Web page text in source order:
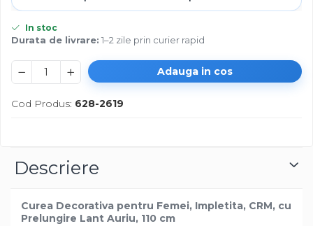
In stoc
Durata de livrare: 1–2 zile prin curier rapid
Adauga in cos
Cod Produs: 628-2619
Descriere
Curea Decorativa pentru Femei, Impletita, CRM, cu
Prelungire Lant Auriu, 110 cm